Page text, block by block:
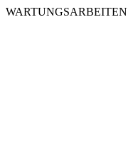
WARTUNGSARBEITEN